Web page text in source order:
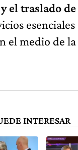
el traslado
el medio de
INTERESAR